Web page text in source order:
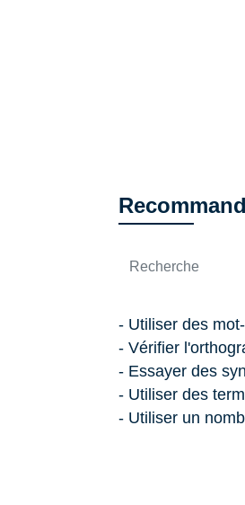
- Utiliser des
- Vérifier
- Essayer des
- Utiliser des
- Utiliser un